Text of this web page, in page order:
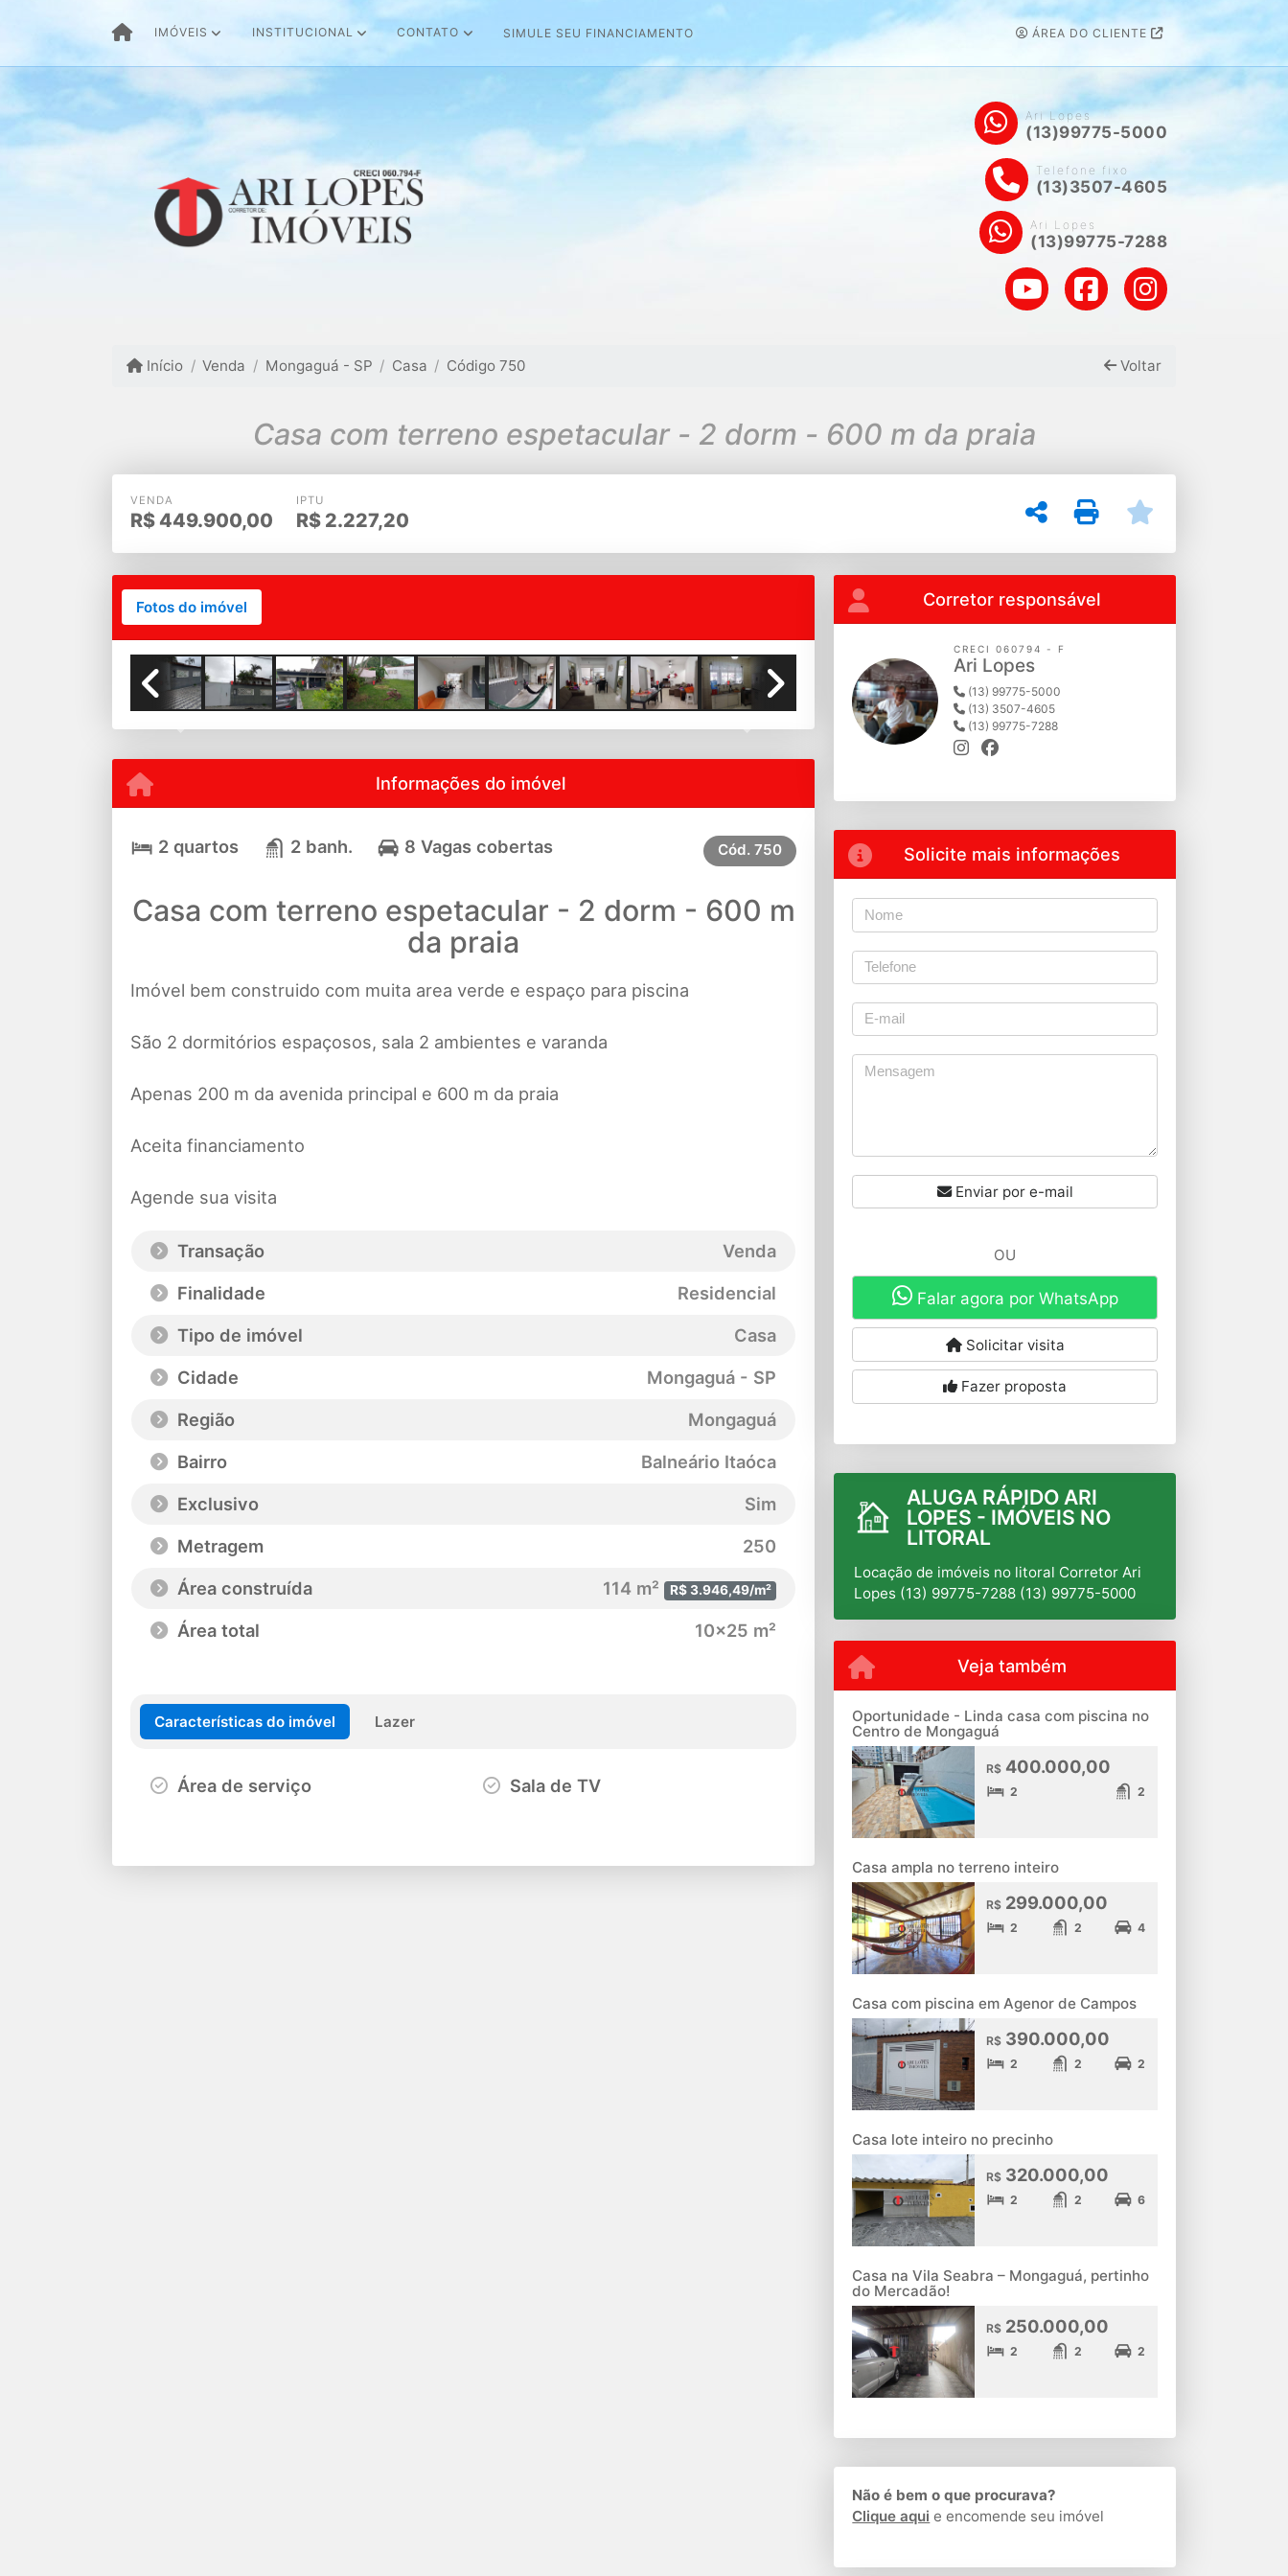
IMÓVEIS INSTITUCIONAL CONTATO SIMULE SEU FINANCIAMENTO ÁREA DO CLIENTE
Ari Lopes
(13)99775-5000
Telefone fixo
(13)3507-4605
Ari Lopes
(13)99775-7288
Início Venda Mongaguá - SP Casa Código 750 Voltar
Casa com terreno espetacular - 2 dorm - 600 m da praia
VENDA
R$ 449.900,00
IPTU
R$ 2.227,20
Fotos do imóvel
Previous Next
Informações do imóvel
2 quartos 2 banh. 8 Vagas cobertas Cód. 750
Casa com terreno espetacular - 2 dorm - 600 m
da praia
Imóvel bem construido com muita area verde e espaço para piscina
São 2 dormitórios espaçosos, sala 2 ambientes e varanda
Apenas 200 m da avenida principal e 600 m da praia
Aceita financiamento
Agende sua visita
Transação
Venda
Finalidade
Residencial
Tipo de imóvel
Casa
Cidade
Mongaguá - SP
Região
Mongaguá
Bairro
Balneário Itaóca
Exclusivo
Sim
Metragem
250
Área construída
114 m² R$ 3.946,49/m²
Área total 10x25 m²
Características do imóvel Lazer
Área de serviço Sala de TV
Corretor responsável
CRECI 060794 - F
Ari Lopes
(13) 99775-5000
(13) 3507-4605
(13) 99775-7288
Solicite mais informações
Enviar por e-mail
OU
Falar agora por WhatsApp
Solicitar visita
Fazer proposta
ALUGA RÁPIDO ARI
LOPES - IMÓVEIS NO
LITORAL
Locação de imóveis no litoral Corretor Ari
Lopes (13) 99775-7288 (13) 99775-5000
Veja também
Oportunidade - Linda casa com piscina no
Centro de Mongaguá
R$400.000,00
2 2
Casa ampla no terreno inteiro
R$299.000,00
2 2 4
Casa com piscina em Agenor de Campos
R$390.000,00
2 2 2
Casa lote inteiro no precinho
R$320.000,00
2 2 6
Casa na Vila Seabra – Mongaguá, pertinho
do Mercadão!
R$250.000,00
2 2 2
Não é bem o que procurava?
Clique aqui e encomende seu imóvel